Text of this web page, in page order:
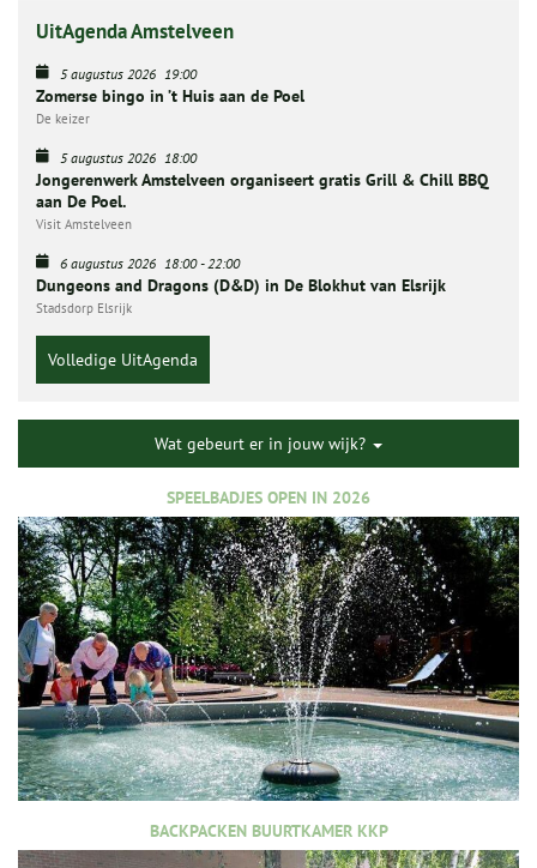
UitAgenda Amstelveen
5 augustus 2026 19:00
Zomerse bingo in ’t Huis aan de Poel
De keizer
5 augustus 2026 18:00
Jongerenwerk Amstelveen organiseert gratis Grill & Chill BBQ
aan De Poel.
Visit Amstelveen
6 augustus 2026 18:00-22:00
Dungeons and Dragons (D&D) in De Blokhut van Elsrijk
Stadsdorp Elsrijk
Volledige UitAgenda
Wat gebeurt er in jouw wijk?
SPEELBADJES OPEN IN 2026
BACKPACKEN BUURTKAMER KKP